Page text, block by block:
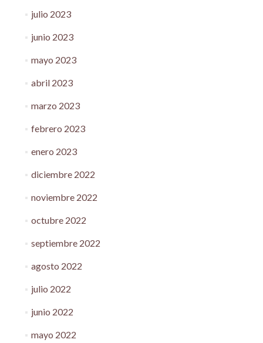
julio 2023
junio 2023
mayo 2023
abril 2023
marzo 2023
febrero 2023
enero 2023
diciembre 2022
noviembre 2022
octubre 2022
septiembre 2022
agosto 2022
julio 2022
junio 2022
mayo 2022